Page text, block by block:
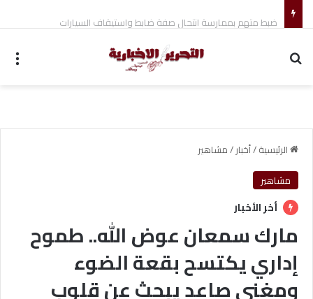
الرئيسية/أخبار/مشاهير
مشاهير
أخر الأخبار
مارك سمعان عوض الله.. طموح
إداري يكتسح بقعة الضوء
ومغني صاعد يبحث عن قلوب